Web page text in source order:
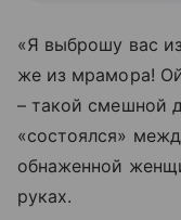
«Я выброшу вас
же из мрамора!
– такой смешной
«состоялся»
обнаженной
руках.